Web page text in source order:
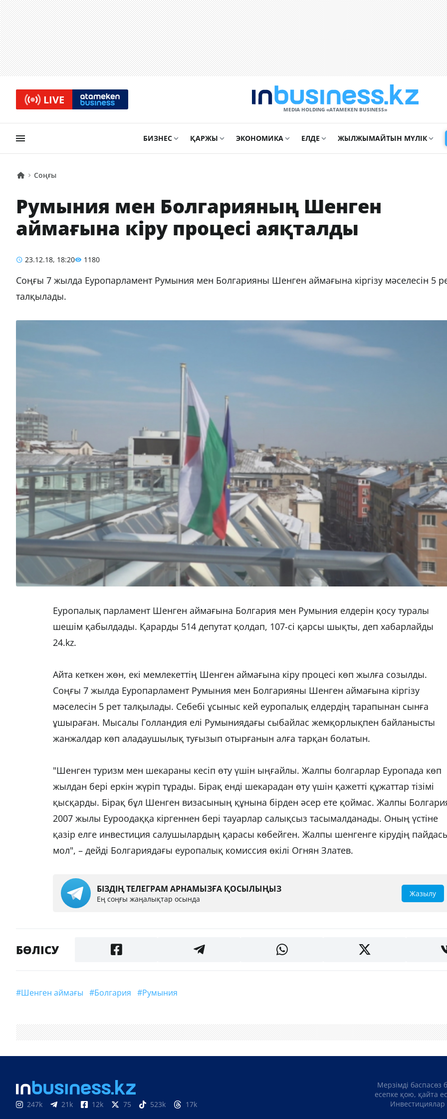
LIVE
MEDIA HOLDING «ATAMEKЕN BUSINESS»
БИЗНЕС ҚАРЖЫ ЭКОНОМИКА ЕЛДЕ ЖЫЛЖЫМАЙТЫН МҮЛІК
Соңғы
Румыния мен Болгарияның Шенген
аймағына кіру процесі аяқталды
23.12.18, 18:20 1180
Соңғы 7 жылда Еуропарламент Румыния мен Болгарияны Шенген аймағына кіргізу мәселесін 5
талқылады.
Еуропалық парламент Шенген аймағына Болгария мен Румыния елдерін қосу туралы
шешім қабылдады. Қарарды 514 депутат қолдап, 107-сі қарсы шықты, деп хабарлайды
24.kz.
Айта кеткен жөн, екі мемлекеттің Шенген аймағына кіру процесі көп жылға созылды.
Соңғы 7 жылда Еуропарламент Румыния мен Болгарияны Шенген аймағына кіргізу
мәселесін 5 рет талқылады. Себебі ұсыныс кей еуропалық елдердің тарапынан сынға
ұшыраған. Мысалы Голландия елі Румыниядағы сыбайлас жемқорлықпен байланысты
жанжалдар көп аладаушылық туғызып отырғанын алға тарқан болатын.
"Шенген туризм мен шекараны кесіп өту үшін ыңғайлы. Жалпы болгарлар Еуропада көп
жылдан бері еркін жүріп тұрады. Бірақ енді шекарадан өту үшін қажетті құжаттар тізімі
қысқарды. Бірақ бұл Шенген визасының құнына бірден әсер ете қоймас. Жалпы
2007 жылы Еуроодаққа кіргеннен бері тауарлар салықсыз тасымалданады. Оның үстіне
қазір елге инвестиция салушылардың қарасы көбейген. Жалпы шенгенге кірудің
мол", – дейді Болгариядағы еуропалық комиссия өкілі Огнян Златев.
БІЗДІҢ ТЕЛЕГРАМ АРНАМЫЗҒА ҚОСЫЛЫҢЫЗ
Ең соңғы жаңалықтар осында
Жазылу
БӨЛІСУ
#Шенген аймағы #Болгария #Румыния
247k 21k 12k 75 523k 17k
Мерзімді баспасөз
есепке қою, қайта
Инвестициялар